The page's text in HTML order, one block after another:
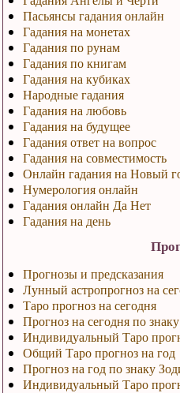
Пасьянсы гадания онлайн
Гадания на монетах
Гадания по рунам
Гадания по книгам
Гадания на кубиках
Народные гадания
Гадания на любовь
Гадания на будущее
Гадания ответ на вопрос
Гадания на совместимость
Онлайн гадания на Новый
Нумерология онлайн
Гадания онлайн Да Нет
Гадания на день
Прогнозы и предсказания
Лунный астропрогноз на
Таро прогноз на сегодня
Прогноз на сегодня по
Индивидуальный Таро
Общий Таро прогноз на год
Прогноз на год по знаку
Индивидуальный Таро